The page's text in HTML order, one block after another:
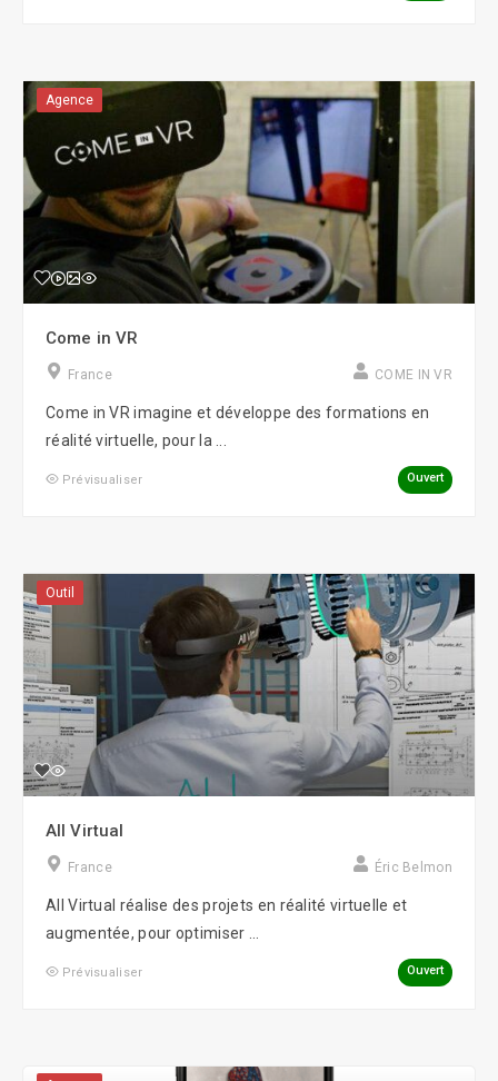
Agence
Come in VR
France COME IN VR
Come in VR imagine et développe des formations en
réalité virtuelle, pour la ...
Prévisualiser Ouvert
Outil
All Virtual
France Éric Belmon
All Virtual réalise des projets en réalité virtuelle et
augmentée, pour optimiser ...
Prévisualiser Ouvert